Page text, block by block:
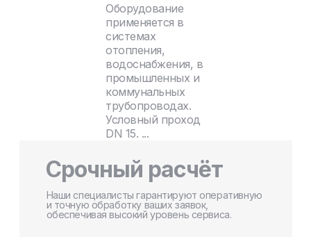
Оборудование
применяется в
системах
отопления,
водоснабжения, в
промышленных и
коммунальных
трубопроводах.
Условный проход
DN 15. ...
Срочный расчёт
Наши специалисты гарантируют оперативную
и точную обработку ваших заявок,
обеспечивая высокий уровень сервиса.